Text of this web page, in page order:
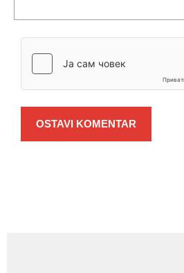
OSTAVI KOMENTAR